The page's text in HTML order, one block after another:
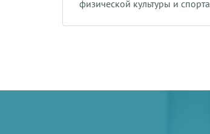
физической культуры и спорта